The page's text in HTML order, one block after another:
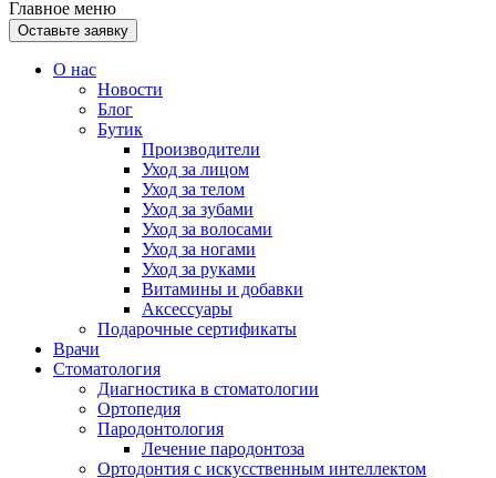
Главное меню
Оставьте заявку
О нас
Новости
Блог
Бутик
Производители
Уход за лицом
Уход за телом
Уход за зубами
Уход за волосами
Уход за ногами
Уход за руками
Витамины и добавки
Аксессуары
Подарочные сертификаты
Врачи
Стоматология
Диагностика в стоматологии
Ортопедия
Пародонтология
Лечение пародонтоза
Ортодонтия с искусственным интеллектом